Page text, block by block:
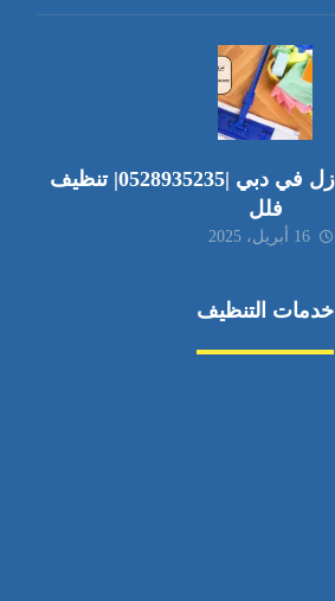
شركة تنظيف منازل في دبي |0528935235| تنظيف
فلل
16 أبريل، 2025
خدمات التنظيف